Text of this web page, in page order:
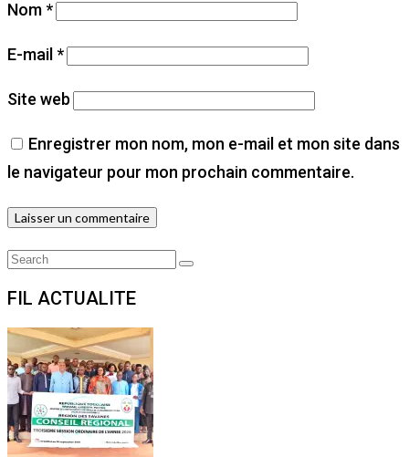
Nom*
E-mail*
Site web
Enregistrer mon nom, mon e-mail et mon site dans
le navigateur pour mon prochain commentaire.
Search
Search
FIL ACTUALITE